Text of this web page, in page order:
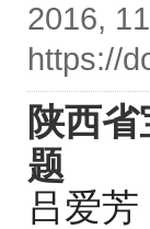
2016,
https://
陕西
题
吕爱芳